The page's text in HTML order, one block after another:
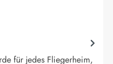
für jedes Fliegerheim,